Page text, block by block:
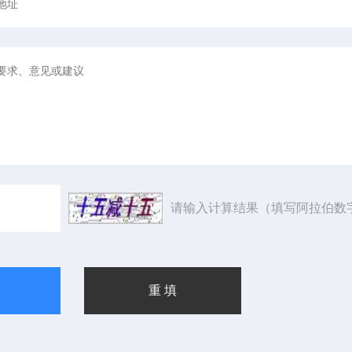
请输入计算结果（填写阿拉伯数